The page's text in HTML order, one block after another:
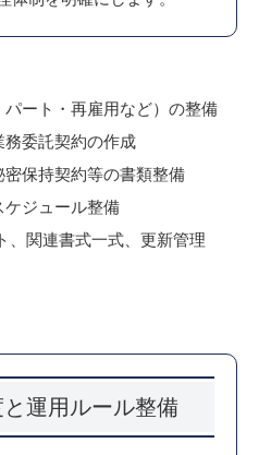
ート・再雇用など）の整備
委託契約の作成
保持契約等の書類整備
ジュール整備
、関連書式一式、更新管理
運用ルール整備